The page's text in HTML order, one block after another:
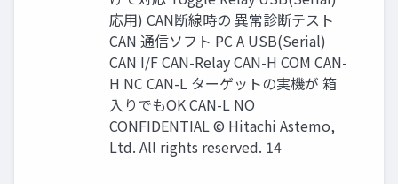
応用) CAN断線時の 異常診断テスト
CAN 通信ソフト PC A USB(Serial)
CAN I/F CAN-Relay CAN-H COM CAN-
H NC CAN-L ターゲットの実機が 箱
入りでもOK CAN-L NO
CONFIDENTIAL © Hitachi Astemo,
Ltd. All rights reserved. 14